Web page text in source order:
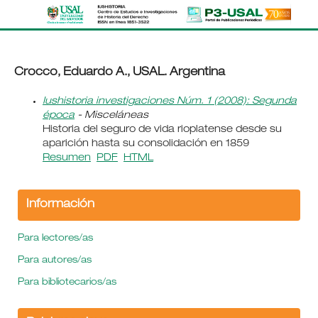
Crocco, Eduardo A., USAL. Argentina
Iushistoria investigaciones Núm. 1 (2008): Segunda
época- Misceláneas
Historia del seguro de vida rioplatense desde su
aparición hasta su consolidación en 1859
Resumen
PDF HTML
Información
Para lectores/as
Para autores/as
Para bibliotecarios/as